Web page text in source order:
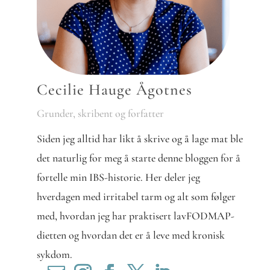
Cecilie Hauge Ågotnes
Grunder, skribent og forfatter
Siden jeg alltid har likt å skrive og å lage mat ble
det naturlig for meg å starte denne bloggen for å
fortelle min IBS-historie. Her deler jeg
hverdagen med irritabel tarm og alt som følger
med, hvordan jeg har praktisert lavFODMAP-
dietten og hvordan det er å leve med kronisk
sykdom.